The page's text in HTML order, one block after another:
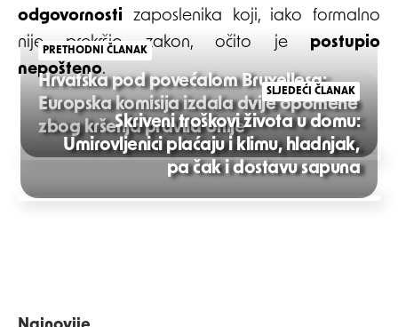
odgovornosti zaposlenika koji, iako formalno
nije prekršio zakon, očito je postupio
nepošteno.
Post
navigation
PRETHODNI ČLANAK
Hrvatska pod povećalom Bruxellesa:
Europska komisija izdala dvije opomene
zbog kršenja pravila Unije
SLJEDEĆI ČLANAK
Skriveni troškovi života u domu:
Umirovljenici plaćaju i klimu, hladnjak,
pa čak i dostavu sapuna